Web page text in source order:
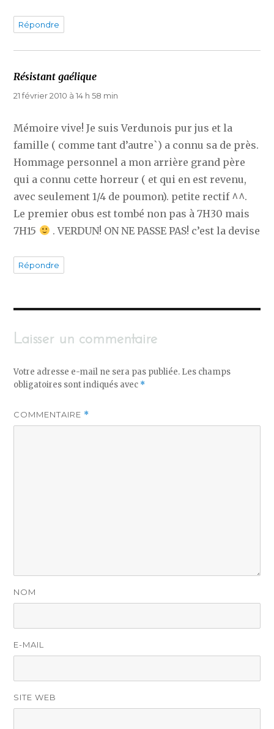
Répondre
Résistant gaélique
21 février 2010 à 14 h 58 min
Mémoire vive! Je suis Verdunois pur jus et la
famille ( comme tant d’autre`) a connu sa de près.
Hommage personnel a mon arrière grand père
qui a connu cette horreur ( et qui en est revenu,
avec seulement 1/4 de poumon). petite rectif ^^.
Le premier obus est tombé non pas à 7H30 mais
7H15
. VERDUN! ON NE PASSE PAS! c’est la devise
Répondre
Laisser un commentaire
Votre adresse e-mail ne sera pas publiée. Les champs
obligatoires sont indiqués avec *
COMMENTAIRE *
NOM
E-MAIL
SITE WEB